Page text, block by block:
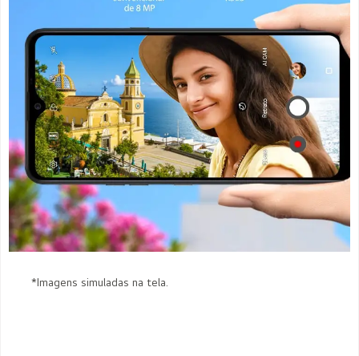
*Imagens simuladas na tela.